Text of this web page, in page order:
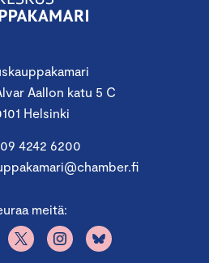
Aallon katu 5 C
Helsinki
09 4242 6200
meitä: